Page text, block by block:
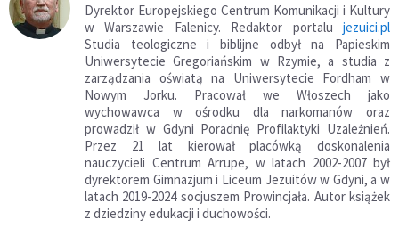
Dyrektor Europejskiego Centrum Komunikacji i Kultury
w Warszawie Falenicy. Redaktor portalu jezuici.pl
Studia teologiczne i biblijne odbył na Papieskim
Uniwersytecie Gregoriańskim w Rzymie, a studia z
zarządzania oświatą na Uniwersytecie Fordham w
Nowym Jorku. Pracował we Włoszech jako
wychowawca w ośrodku dla narkomanów oraz
prowadził w Gdyni Poradnię Profilaktyki Uzależnień.
Przez 21 lat kierował placówką doskonalenia
nauczycieli Centrum Arrupe, w latach 2002-2007 był
dyrektorem Gimnazjum i Liceum Jezuitów w Gdyni, a w
latach 2019-2024 socjuszem Prowincjała. Autor książek
z dziedziny edukacji i duchowości.